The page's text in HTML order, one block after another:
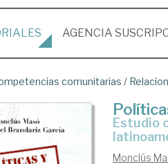
AGENCIA
comunitarias /
estudio comparativo del control de los migrantes en los contextos
Monclús